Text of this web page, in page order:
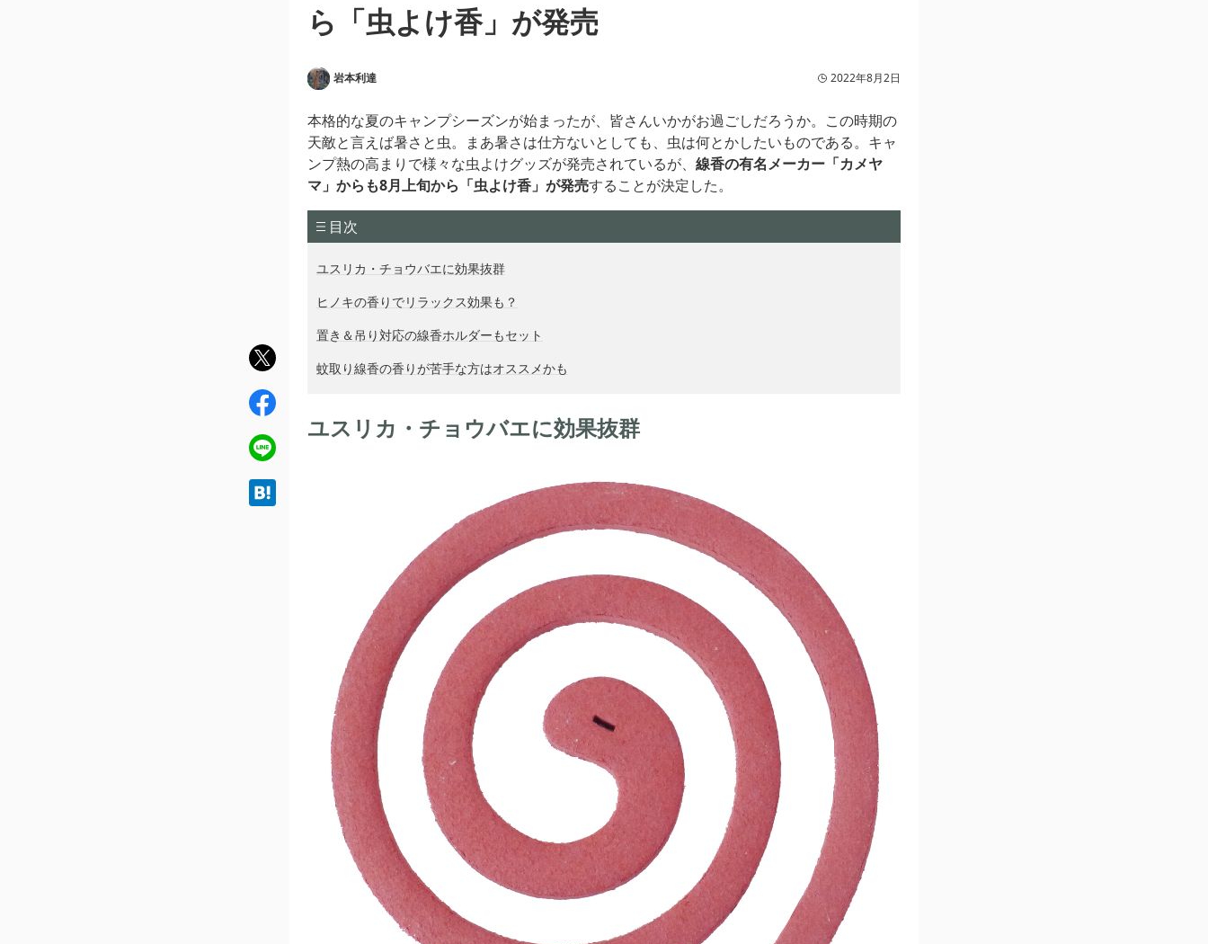
ら「虫よけ香」が発売
岩本利達 2022年8月2日
本格的な夏のキャンプシーズンが始まったが、皆さんいかがお過ごしだろうか。この時期の
天敵と言えば暑さと虫。まあ暑さは仕方ないとしても、虫は何とかしたいものである。キャ
ンプ熱の高まりで様々な虫よけグッズが発売されているが、 線香の有名メーカー「カメヤ
マ」からも8月上旬から「虫よけ香」が発売することが決定した。
目次
ユスリカ・チョウバエに効果抜群
ヒノキの香りでリラックス効果も？
置き＆吊り対応の線香ホルダーもセット
蚊取り線香の香りが苦手な方はオススメかも
ユスリカ・チョウバエに効果抜群
twit
ter
fac
ebo
ok
line
hat
ena